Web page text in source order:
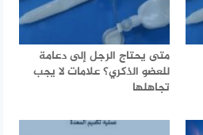
متى يحتاج الرجل إلى دعامة
للعضو الذكري؟ علامات لا يجب
تجاهلها